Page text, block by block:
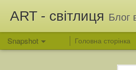
ART - світлиця Блог
Snapshot Головна сторінка